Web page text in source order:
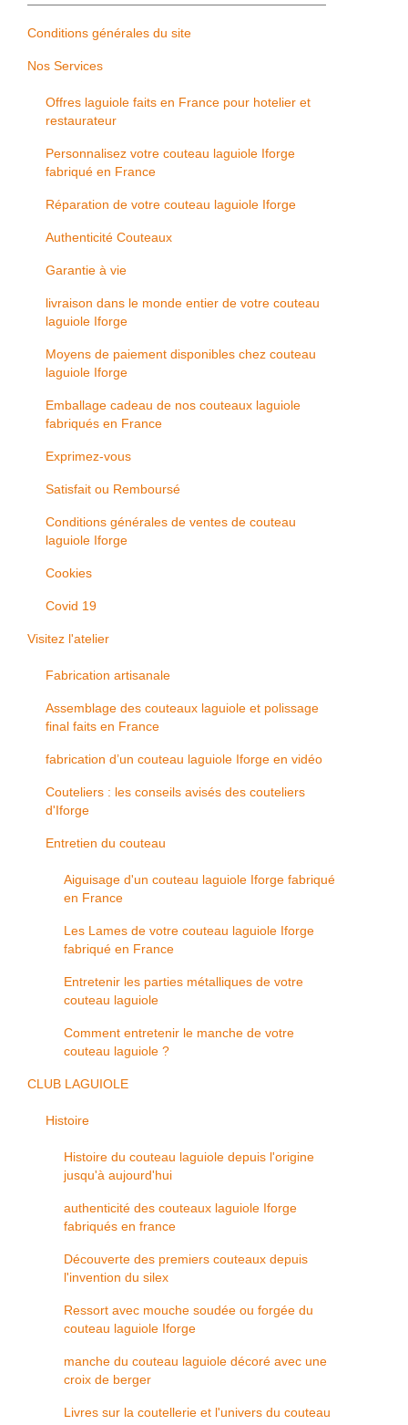
Conditions générales du site
Nos Services
Offres laguiole faits en France pour hotelier et
restaurateur
Personnalisez votre couteau laguiole Iforge
fabriqué en France
Réparation de votre couteau laguiole Iforge
Authenticité Couteaux
Garantie à vie
livraison dans le monde entier de votre couteau
laguiole Iforge
Moyens de paiement disponibles chez couteau
laguiole Iforge
Emballage cadeau de nos couteaux laguiole
fabriqués en France
Exprimez-vous
Satisfait ou Remboursé
Conditions générales de ventes de couteau
laguiole Iforge
Cookies
Covid 19
Visitez l'atelier
Fabrication artisanale
Assemblage des couteaux laguiole et polissage
final faits en France
fabrication d’un couteau laguiole Iforge en vidéo
Couteliers : les conseils avisés des couteliers
d'Iforge
Entretien du couteau
Aiguisage d'un couteau laguiole Iforge fabriqué
en France
Les Lames de votre couteau laguiole Iforge
fabriqué en France
Entretenir les parties métalliques de votre
couteau laguiole
Comment entretenir le manche de votre
couteau laguiole ?
CLUB LAGUIOLE
Histoire
Histoire du couteau laguiole depuis l'origine
jusqu'à aujourd'hui
authenticité des couteaux laguiole Iforge
fabriqués en france
Découverte des premiers couteaux depuis
l'invention du silex
Ressort avec mouche soudée ou forgée du
couteau laguiole Iforge
manche du couteau laguiole décoré avec une
croix de berger
Livres sur la coutellerie et l'univers du couteau